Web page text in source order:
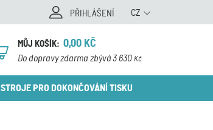
PŘIHLÁŠENÍ CZ
MŮJ KOŠÍK: 0,00 KČ
Do dopravy zdarma zbývá 3 630 Kč
STROJE PRO DOKONČOVÁNÍ TISKU